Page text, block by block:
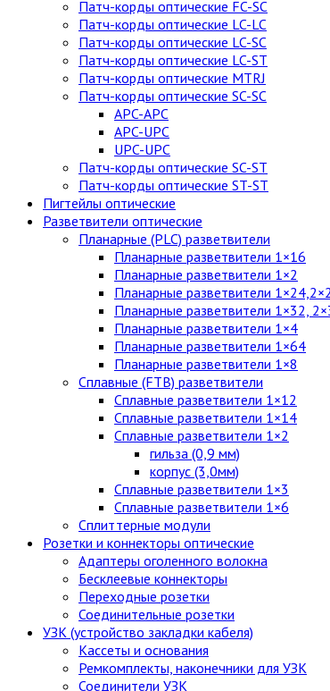
Патч-корды оптические FC-SC
Патч-корды оптические LC-LC
Патч-корды оптические LC-SC
Патч-корды оптические LC-ST
Патч-корды оптические MTRJ
Патч-корды оптические SC-SC
APC-APC
APC-UPC
UPC-UPC
Патч-корды оптические SC-ST
Патч-корды оптические ST-ST
Пигтейлы оптические
Разветвители оптические
Планарные (PLC) разветвители
Планарные разветвители 1×16
Планарные разветвители 1×2
Планарные разветвители
Планарные разветвители 1×32,
Планарные разветвители 1×4
Планарные разветвители 1×64
Планарные разветвители 1×8
Сплавные (FTB) разветвители
Сплавные разветвители 1×12
Сплавные разветвители 1×14
Сплавные разветвители 1×2
гильза (0,9 мм)
корпус (3,0мм)
Сплавные разветвители 1×3
Сплавные разветвители 1×6
Сплиттерные модули
Розетки и коннекторы оптические
Адаптеры оголенного волокна
Бесклеевые коннекторы
Переходные розетки
Соединительные розетки
УЗК (устройство закладки кабеля)
Кассеты и основания
Ремкомплекты, наконечники для УЗК
Соединители УЗК